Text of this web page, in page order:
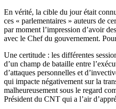
En vérité, la cible du jour était
ces « parlementaires » auteurs de
par moment l’impression d’avoir
avec le Chef du gouvernement.
Une certitude : les différentes
d’un champ de bataille entre
d’attaques personnelles et
qui impacte négativement sur la
malheureusement sous le regard
Président du CNT qui a l’air